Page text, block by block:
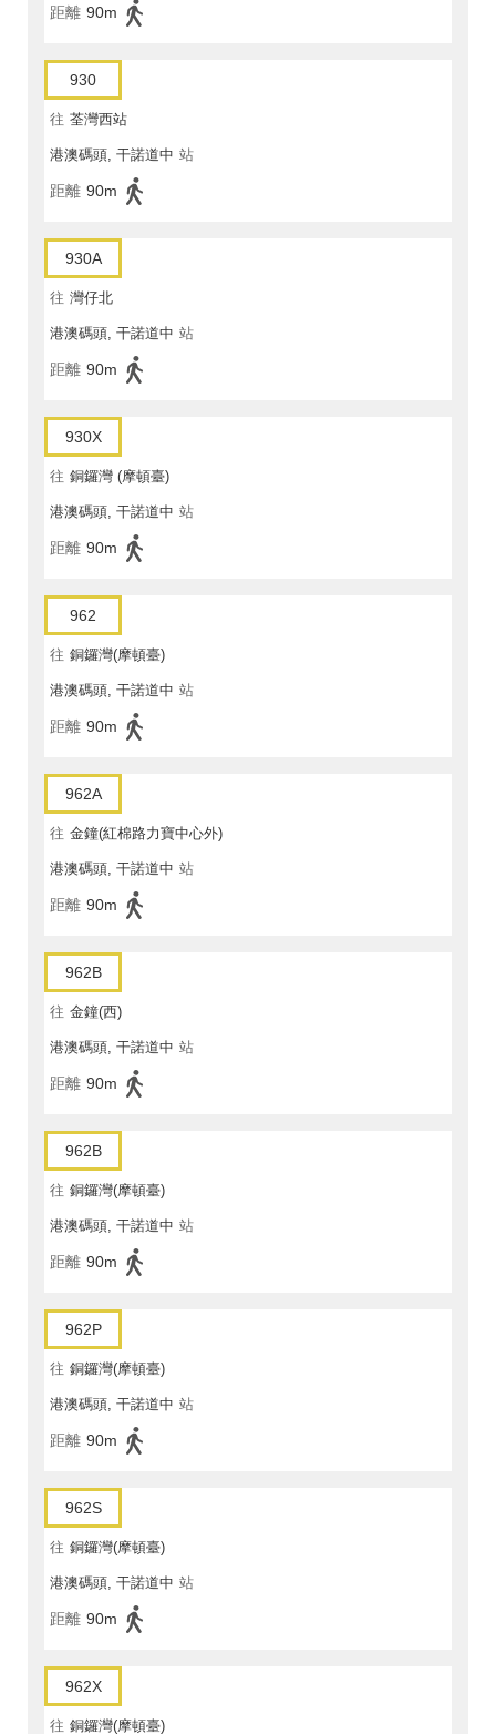
距離 90m
930
往 荃灣西站
港澳碼頭, 干諾道中 站
距離 90m
930A
往 灣仔北
港澳碼頭, 干諾道中 站
距離 90m
930X
往 銅鑼灣 (摩頓臺)
港澳碼頭, 干諾道中 站
距離 90m
962
往 銅鑼灣(摩頓臺)
港澳碼頭, 干諾道中 站
距離 90m
962A
往 金鐘(紅棉路力寶中心外)
港澳碼頭, 干諾道中 站
距離 90m
962B
往 金鐘(西)
港澳碼頭, 干諾道中 站
距離 90m
962B
往 銅鑼灣(摩頓臺)
港澳碼頭, 干諾道中 站
距離 90m
962P
往 銅鑼灣(摩頓臺)
港澳碼頭, 干諾道中 站
距離 90m
962S
往 銅鑼灣(摩頓臺)
港澳碼頭, 干諾道中 站
距離 90m
962X
往 銅鑼灣(摩頓臺)